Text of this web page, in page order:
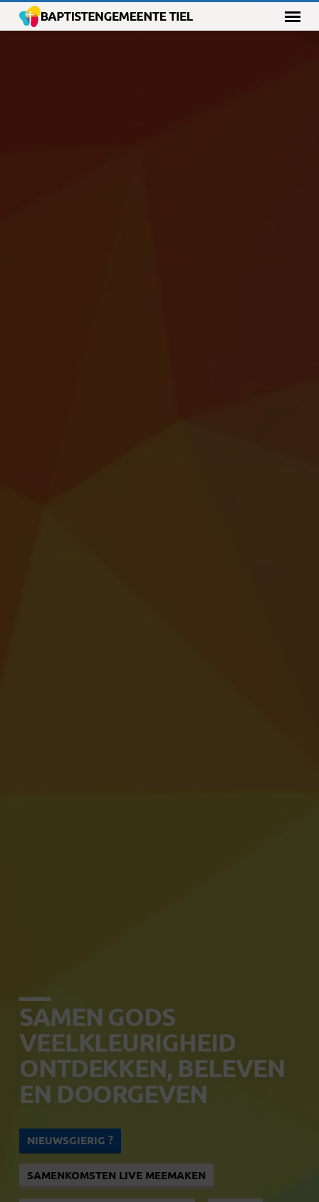
SAMEN GODS
VEELKLEURIGHEID
ONTDEKKEN, BELEVEN
EN DOORGEVEN
NIEUWSGIERIG ?
SAMENKOMSTEN LIVE MEEMAKEN